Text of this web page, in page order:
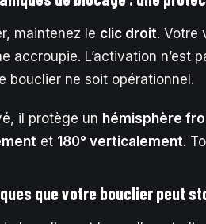
maintenez le clic droit. Votre
accroupie. L’activation n’est
bouclier ne soit opérationnel.
il protège un hémisphère
et 180° verticalement.
que votre bouclier peut